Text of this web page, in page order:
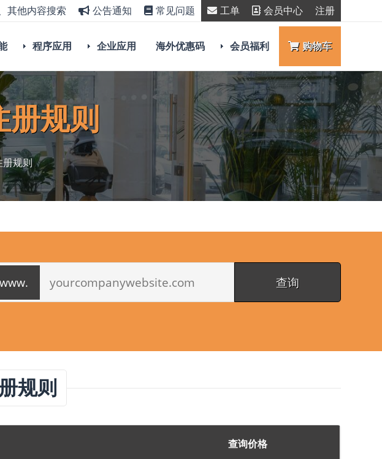
其他内容搜索 公告通知 常见问题 工单 会员中心 注册
程序应用 企业应用 海外优惠码 会员福利 购物车
规则
规则
规则
查询价格